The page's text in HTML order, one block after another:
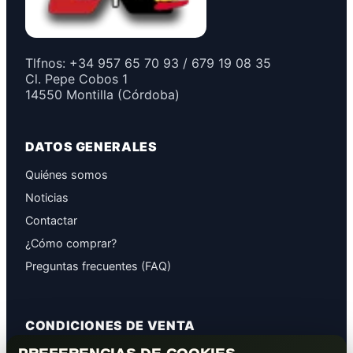
Tlfnos: +34 957 65 70 93 / 679 19 08 35
Cl. Pepe Cobos 1
14550 Montilla (Córdoba)
DATOS GENERALES
Quiénes somos
Noticias
Contactar
¿Cómo comprar?
Preguntas frecuentes (FAQ)
CONDICIONES DE VENTA